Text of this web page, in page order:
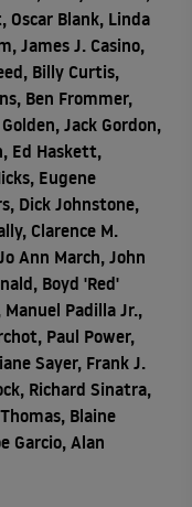
Oscar Blank, Linda
James J. Casino,
Billy Curtis,
Ben Frommer,
Jack Gordon,
Ed Haskett,
Eugene
Dick Johnstone,
Clarence M.
Ann March, John
Boyd 'Red'
Padilla Jr.,
Paul Power,
Sayer, Frank J.
Richard Sinatra,
Blaine
Garcio, Alan